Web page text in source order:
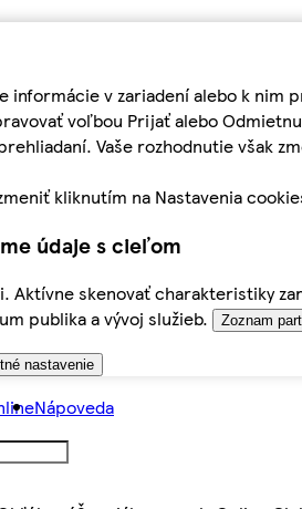
informácie v zariadení alebo k
voľbou Prijať alebo
Vaše rozhodnutie však
kliknutím na Nastavenia
údaje s cieľom
Aktívne skenovať charakteristiky
publika a vývoj služieb.
Zoznam
nastavenie
Nápoveda